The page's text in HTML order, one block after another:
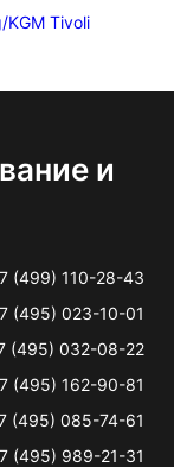
KGM Tivoli
и
(499) 110-28-43
(495) 023-10-01
(495) 032-08-22
(495) 162-90-81
(495) 085-74-61
(495) 989-21-31